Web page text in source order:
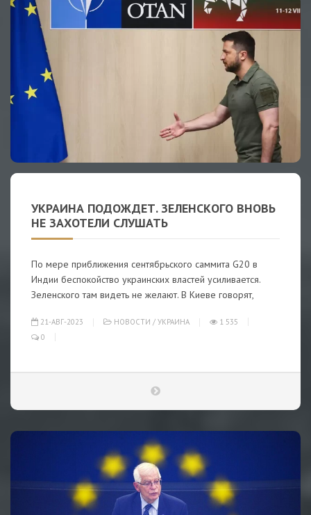
УКРАИНА ПОДОЖДЕТ. ЗЕЛЕНСКОГО ВНОВЬ
НЕ ЗАХОТЕЛИ СЛУШАТЬ
По мере приближения сентябрьского саммита G20 в
Индии беспокойство украинских властей усиливается.
Зеленского там видеть не желают. В Киеве говорят,
21-АВГ-2023 НОВОСТИ / УКРАИНА
1 535
0